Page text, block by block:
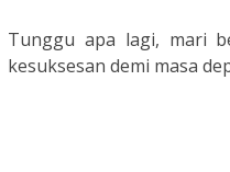
Tunggu apa lagi, mari
kesuksesan demi masa